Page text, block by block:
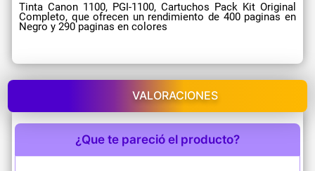
Tinta Canon 1100, PGI-1100, Cartuchos Pack Kit Original
Completo, que ofrecen un rendimiento de 400 paginas en
Negro y 290 paginas en colores
VALORACIONES
¿Que te pareció el producto?